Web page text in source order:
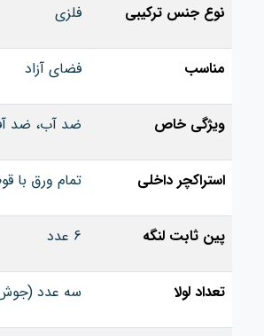
نوع جنس ترکیبی فلزی
مناسب فضای آزاد
ویژگی خاص ضد آب، ضد
استراکچر داخلی تمام ورق با
پین ثابت لنگه 6 عدد
تعداد لولا سه عدد